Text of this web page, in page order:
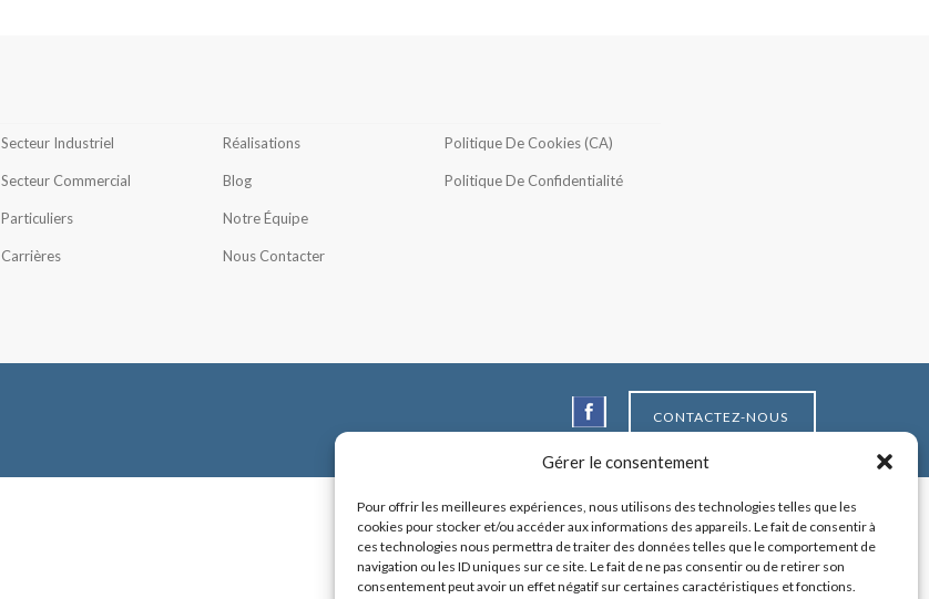
Gérer le consentement
Pour offrir les meilleures expériences, nous utilisons des technologies telles que les
cookies pour stocker et/ou accéder aux informations des appareils. Le fait de consentir à
ces technologies nous permettra de traiter des données telles que le comportement de
navigation ou les ID uniques sur ce site. Le fait de ne pas consentir ou de retirer son
consentement peut avoir un effet négatif sur certaines caractéristiques et fonctions.
Secteur Industriel
Secteur Commercial
Particuliers
Carrières
Réalisations
Blog
Notre Équipe
Nous Contacter
Politique De Cookies (CA)
Politique De Confidentialité
CONTACTEZ-NOUS